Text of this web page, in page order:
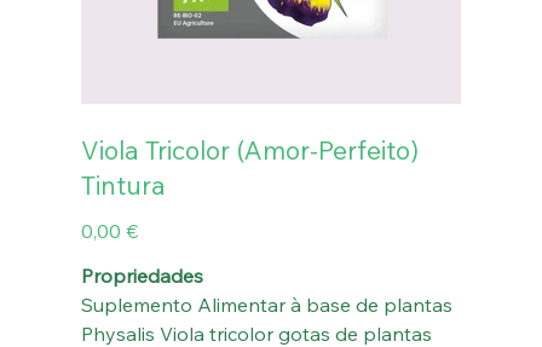
Viola Tricolor (Amor-Perfeito)
Tintura
Preço
0,00 €
Propriedades
Suplemento Alimentar à base de plantas
Physalis Viola tricolor gotas de plantas